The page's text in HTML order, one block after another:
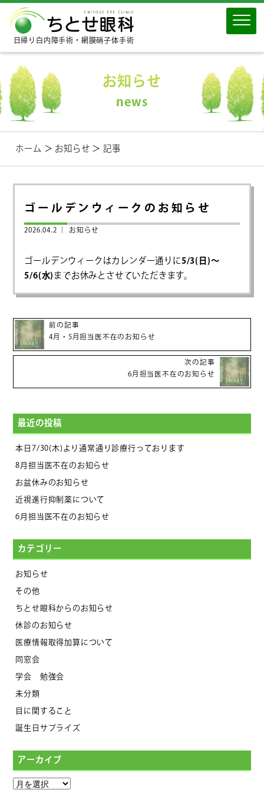
日帰り白内障手術・網膜硝子体手術
お知らせ
news
ホーム ＞ お知らせ ＞ 記事
ゴールデンウィークのお知らせ
2026.04.2 ｜ お知らせ
ゴールデンウィークはカレンダー通りに5/3(日)～
5/6(水)までお休みとさせていただきます。
前の記事
4月・5月担当医不在のお知らせ
次の記事
6月担当医不在のお知らせ
最近の投稿
本日7/30(木)より通常通り診療行っております
8月担当医不在のお知らせ
お盆休みのお知らせ
近視進行抑制薬について
6月担当医不在のお知らせ
カテゴリー
お知らせ
その他
ちとせ眼科からのお知らせ
休診のお知らせ
医療情報取得加算について
同窓会
学会 勉強会
未分類
目に関すること
誕生日サプライズ
アーカイブ